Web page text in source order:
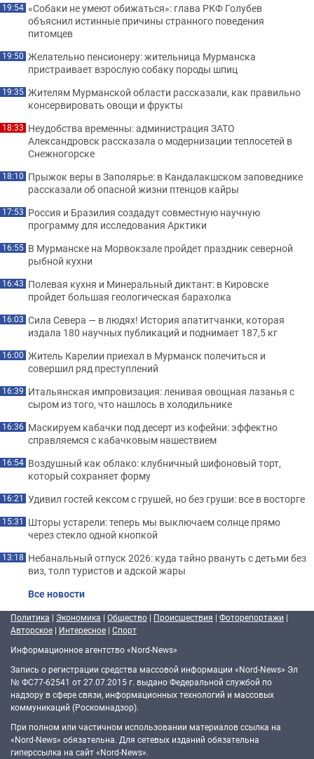
19:54 «Собаки не умеют обижаться»: глава РКФ Голубев
объяснил истинные причины странного поведения
питомцев
19:50 Желательно пенсионеру: жительница Мурманска
пристраивает взрослую собаку породы шпиц
19:35 Жителям Мурманской области рассказали, как правильно
консервировать овощи и фрукты
18:33 Неудобства временны: администрация ЗАТО
Александровск рассказала о модернизации теплосетей в
Снежногорске
18:10 Прыжок веры в Заполярье: в Кандалакшском заповеднике
рассказали об опасной жизни птенцов кайры
17:53 Россия и Бразилия создадут совместную научную
программу для исследования Арктики
16:55 В Мурманске на Морвокзале пройдет праздник северной
рыбной кухни
16:43 Полевая кухня и Минеральный диктант: в Кировске
пройдет большая геологическая барахолка
16:03 Сила Севера — в людях! История апатитчанки, которая
издала 180 научных публикаций и поднимает 187,5 кг
16:00 Житель Карелии приехал в Мурманск полечиться и
совершил ряд преступлений
16:39 Итальянская импровизация: ленивая овощная лазанья с
сыром из того, что нашлось в холодильнике
16:36 Маскируем кабачки под десерт из кофейни: эффектно
справляемся с кабачковым нашествием
16:54 Воздушный как облако: клубничный шифоновый торт,
который сохраняет форму
16:21 Удивил гостей кексом с грушей, но без груши: все в восторге
15:31 Шторы устарели: теперь мы выключаем солнце прямо
через стекло одной кнопкой
13:18 Небанальный отпуск 2026: куда тайно рвануть с детьми без
виз, толп туристов и адской жары
Все новости
Политика | Экономика | Общество | Происшествия | Фоторепортажи |
Авторское | Интересное | Спорт
Информационное агентство «Nord-News»
Запись о регистрации средства массовой информации «Nord-News» Эл
№ ФС77-62541 от 27.07.2015 г. выдано Федеральной службой по
надзору в сфере связи, информационных технологий и массовых
коммуникаций (Роскомнадзор).
При полном или частичном использовании материалов ссылка на
«Nord-News» обязательна. Для сетевых изданий обязательна
гиперссылка на сайт «Nord-News».